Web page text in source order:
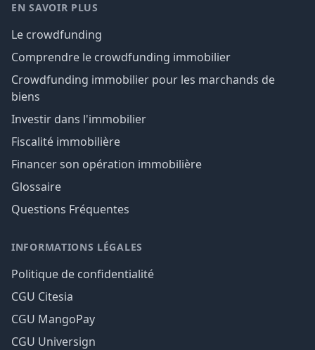
EN SAVOIR PLUS
Le crowdfunding
Comprendre le crowdfunding immobilier
Crowdfunding immobilier pour les marchands de
biens
Investir dans l'immobilier
Fiscalité immobilière
Financer son opération immobilière
Glossaire
Questions Fréquentes
INFORMATIONS LÉGALES
Politique de confidentialité
CGU Citesia
CGU MangoPay
CGU Universign